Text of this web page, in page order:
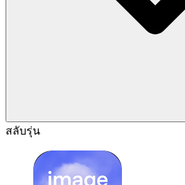
สลับรุ่น